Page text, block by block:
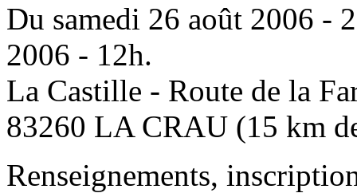
Du samedi 26 août 2006 -
2006 - 12h.
La Castille - Route de la
83260 LA CRAU (15 km
Renseignements,